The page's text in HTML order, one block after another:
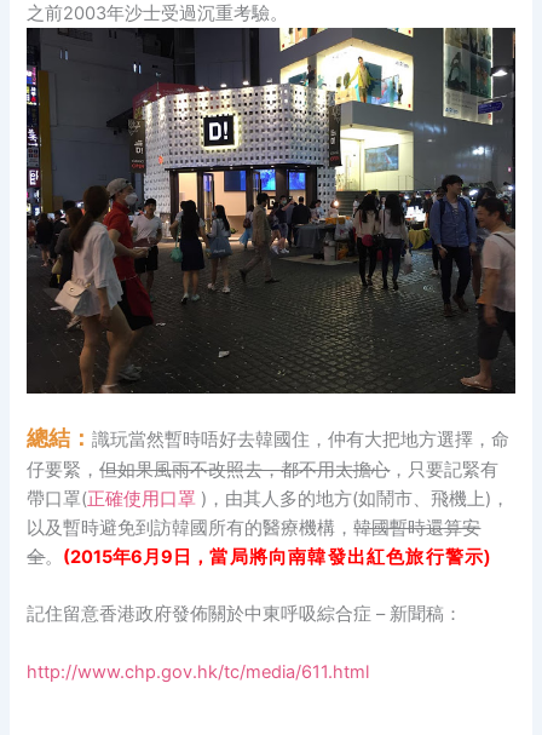
之前2003年沙士受過沉重考驗。
總結：識玩當然暫時唔好去韓國住，仲有大把地方選擇，命
仔要緊，但如果風雨不改照去，都不用太擔心，只要記緊有
帶口罩(正確使用口罩 )，由其人多的地方(如鬧市、飛機上)，
以及暫時避免到訪韓國所有的醫療機構，韓國暫時還算安
全。 (2015年6月9日，當局將向南韓發出紅色旅行警示)
記住留意香港政府發佈關於中東呼吸綜合症 – 新聞稿：
http://www.chp.gov.hk/tc/media/611.html